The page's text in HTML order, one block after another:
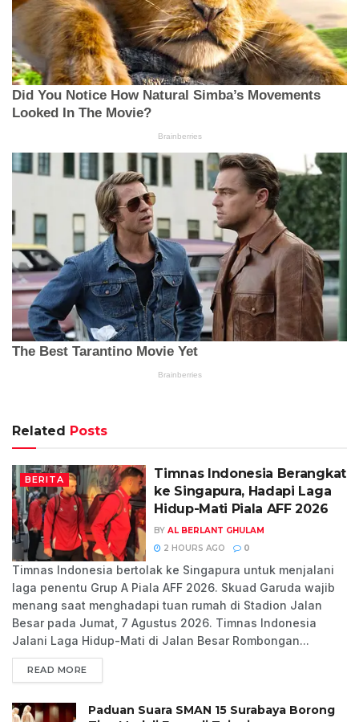
Related Posts
BERITA
Timnas Indonesia Berangkat
ke Singapura, Hadapi Laga
Hidup-Mati Piala AFF 2026
BY AL BERLANT GHULAM
2 HOURS AGO
0
Timnas Indonesia bertolak ke Singapura untuk menjalani
laga penentu Grup A Piala AFF 2026. Skuad Garuda wajib
menang saat menghadapi tuan rumah di Stadion Jalan
Besar pada Jumat, 7 Agustus 2026. Timnas Indonesia
Jalani Laga Hidup-Mati di Jalan Besar Rombongan...
READ MORE
Paduan Suara SMAN 15 Surabaya Borong